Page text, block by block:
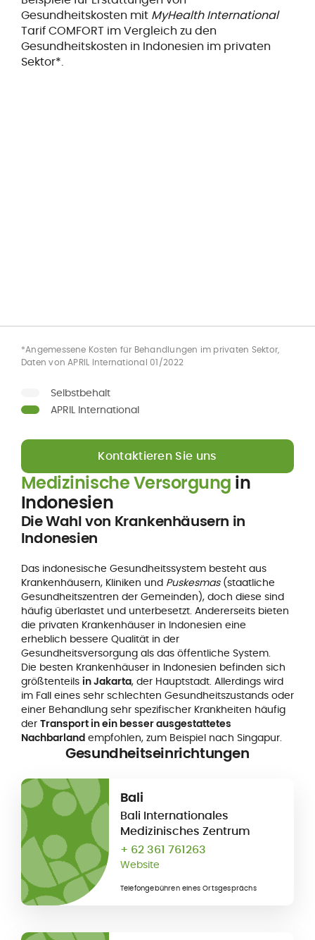
Gesundheitskosten mit MyHealth International
Tarif COMFORT im Vergleich zu den
Gesundheitskosten in Indonesien im privaten
Sektor*.
*Angemessene Kosten für Behandlungen im privaten Sektor,
Daten von APRIL International 01/2022
Selbstbehalt
APRIL International
Kontaktieren Sie uns
Medizinische Versorgung in
Indonesien
Die Wahl von Krankenhäusern in
Indonesien
Das indonesische Gesundheitssystem besteht aus
Krankenhäusern, Kliniken und Puskesmas(staatliche
Gesundheitszentren der Gemeinden), doch diese sind
häufig überlastet und unterbesetzt. Andererseits bieten
die privaten Krankenhäuser in Indonesien eine
erheblich bessere Qualität in der
Gesundheitsversorgung als das öffentliche System.
Die besten Krankenhäuser in Indonesien befinden sich
größtenteils in Jakarta, der Hauptstadt. Allerdings wird
im Fall eines sehr schlechten Gesundheitszustands oder
einer Behandlung sehr spezifischer Krankheiten häufig
der Transport in ein besser ausgestattetes
Nachbarlandempfohlen, zum Beispiel nach Singapur.
Gesundheitseinrichtungen
Bali
Bali Internationales
Medizinisches Zentrum
+ 62 361 761263
Website
Telefongebühren eines Ortsgesprächs